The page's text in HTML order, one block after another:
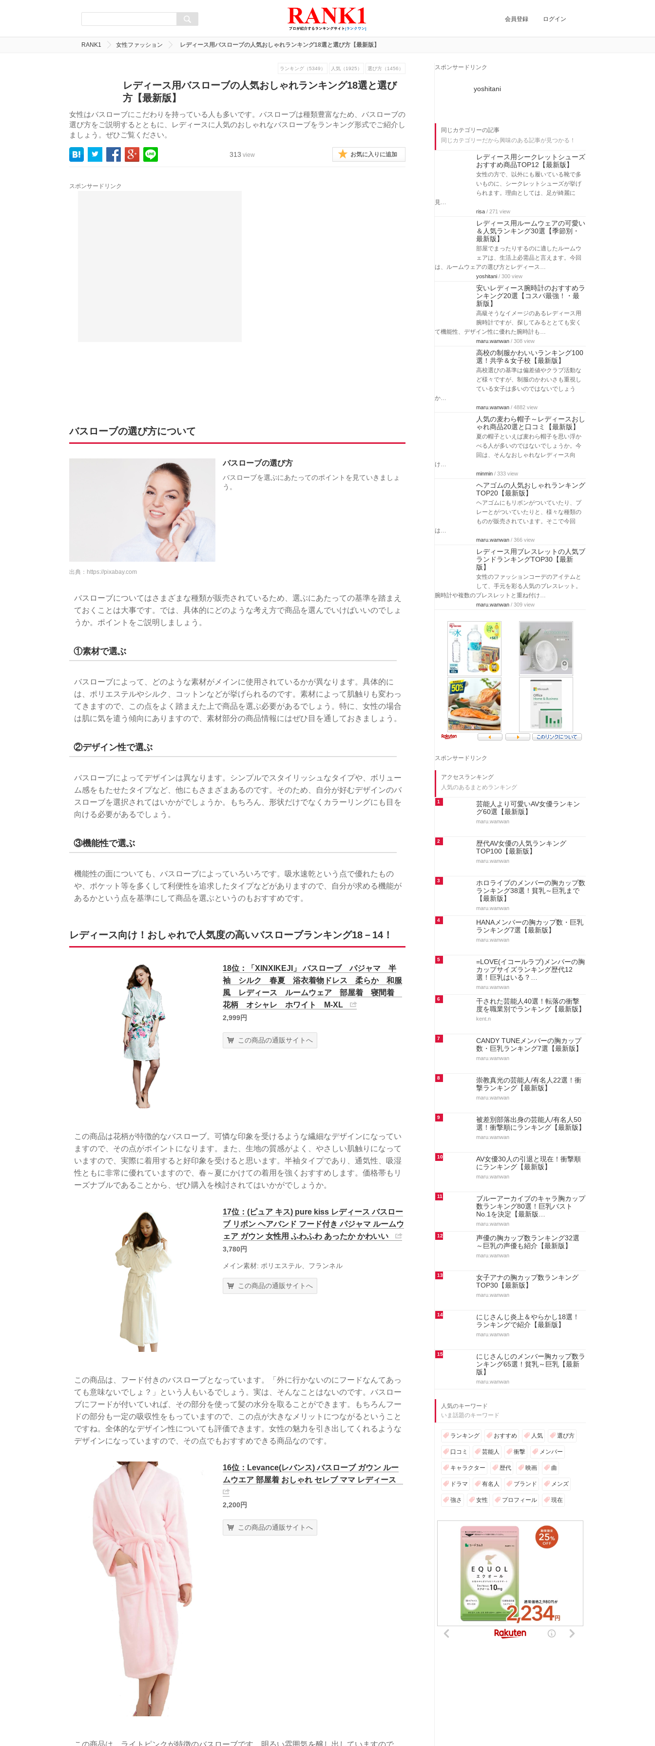
会員登録 ログイン
RANK1 女性ファッション レディース用バスローブの人気おしゃれランキング18選と選び方【最新版】
ランキング（5349） 人気（1925） 選び方（1456）
レディース用バスローブの人気おしゃれランキング18選と選び
方【最新版】
女性はバスローブにこだわりを持っている人も多いです。バスローブは種類豊富なため、バスローブの
選び方をご説明するとともに、レディースに人気のおしゃれなバスローブをランキング形式でご紹介し
ましょう。ぜひご覧ください。
313 view お気に入りに追加
スポンサードリンク
バスローブの選び方について
バスローブの選び方
バスローブを選ぶにあたってのポイントを見ていきましょ
う。
出典： https://pixabay.com
バスローブについてはさまざまな種類が販売されているため、選ぶにあたっての基準を踏まえ
ておくことは大事です。では、具体的にどのような考え方で商品を選んでいけばいいのでしょ
うか。ポイントをご説明しましょう。
①素材で選ぶ
バスローブによって、どのような素材がメインに使用されているかが異なります。具体的に
は、ポリエステルやシルク、コットンなどが挙げられるのです。素材によって肌触りも変わっ
てきますので、この点をよく踏まえた上で商品を選ぶ必要があるでしょう。特に、女性の場合
は肌に気を遣う傾向にありますので、素材部分の商品情報にはぜひ目を通しておきましょう。
②デザイン性で選ぶ
バスローブによってデザインは異なります。シンプルでスタイリッシュなタイプや、ボリュー
ム感をもたせたタイプなど、他にもさまざまあるのです。そのため、自分が好むデザインのバ
スローブを選択されてはいかがでしょうか。もちろん、形状だけでなくカラーリングにも目を
向ける必要があるでしょう。
③機能性で選ぶ
機能性の面についても、バスローブによっていろいろです。吸水速乾という点で優れたもの
や、ポケット等を多くして利便性を追求したタイプなどがありますので、自分が求める機能が
あるかという点を基準にして商品を選ぶというのもおすすめです。
レディース向け！おしゃれで人気度の高いバスローブランキング18－14！
18位：「XINXIKEJI」 バスローブ パジャマ 半
袖 シルク 春夏 浴衣着物ドレス 柔らか 和服
風 レディース ルームウェア 部屋着 寝間着
花柄 オシャレ ホワイト M-XL
2,999円
この商品の通販サイトへ
この商品は花柄が特徴的なバスローブ。可憐な印象を受けるような繊細なデザインになってい
ますので、その点がポイントになります。また、生地の質感がよく、やさしい肌触りになって
いますので、実際に着用すると好印象を受けると思います。半袖タイプであり、通気性、吸湿
性ともに非常に優れていますので、春～夏にかけての着用を強くおすすめします。価格帯もリ
ーズナブルであることから、ぜひ購入を検討されてはいかがでしょうか。
17位：(ピュア キス) pure kiss レディース バスロー
ブ リボン ヘアバンド フード付き パジャマ ルームウ
ェア ガウン 女性用 ふわふわ あったか かわいい
3,780円
メイン素材: ポリエステル、フランネル
この商品の通販サイトへ
この商品は、フード付きのバスローブとなっています。「外に行かないのにフードなんてあっ
ても意味ないでしょ？」という人もいるでしょう。実は、そんなことはないのです。バスロー
ブにフードが付いていれば、その部分を使って髪の水分を取ることができます。もちろんフー
ドの部分も一定の吸収性をもっていますので、この点が大きなメリットにつながるということ
ですね。全体的なデザイン性についても評価できます。女性の魅力を引き出してくれるような
デザインになっていますので、その点でもおすすめできる商品なのです。
16位：Levance(レバンス) バスローブ ガウン ルー
ムウエア 部屋着 おしゃれ セレブ ママ レディース
2,200円
この商品の通販サイトへ
スポンサードリンク
yoshitani
同じカテゴリーの記事
同じカテゴリーだから興味のある記事が見つかる！
レディース用シークレットシューズ
おすすめ商品TOP12【最新版】
女性の方で、以外にも履いている靴で多
いものに、シークレットシューズが挙げ
られます。理由としては、足が綺麗に
見…
risa / 271 view
レディース用ルームウェアの可愛い
＆人気ランキング30選【季節別・
最新版】
部屋でまったりするのに適したルームウ
ェアは、生活上必需品と言えます。今回
は、ルームウェアの選び方とレディース…
yoshitani / 300 view
安いレディース腕時計のおすすめラ
ンキング20選【コスパ最強！・最
新版】
高級そうなイメージのあるレディース用
腕時計ですが、探してみるととても安く
て機能性、デザイン性に優れた腕時計も…
maru.wanwan / 308 view
高校の制服かわいいランキング100
選！共学＆女子校【最新版】
高校選びの基準は偏差値やクラブ活動な
ど様々ですが、制服のかわいさも重視し
ている女子は多いのではないでしょう
か…
maru.wanwan / 4882 view
人気の麦わら帽子～レディースおし
ゃれ商品20選と口コミ【最新版】
夏の帽子といえば麦わら帽子を思い浮か
べる人が多いのではないでしょうか。今
回は、そんなおしゃれなレディース向
け…
minmin / 333 view
ヘアゴムの人気おしゃれランキング
TOP20【最新版】
ヘアゴムにもリボンがついていたり、プ
レーとがついていたりと、様々な種類の
ものが販売されています。そこで今回
は…
maru.wanwan / 366 view
レディース用ブレスレットの人気ブ
ランドランキングTOP30【最新
版】
女性のファッションコーデのアイテムと
して、手元を彩る人気のブレスレット。
腕時計や複数のブレスレットと重ね付け…
maru.wanwan / 309 view
スポンサードリンク
アクセスランキング
人気のあるまとめランキング
1
芸能人より可愛いAV女優ランキン
グ60選【最新版】
maru.wanwan
2
歴代AV女優の人気ランキング
TOP100【最新版】
maru.wanwan
3
ホロライブのメンバーの胸カップ数
ランキング38選！貧乳～巨乳まで
【最新版】
maru.wanwan
4
HANAメンバーの胸カップ数・巨乳
ランキング7選【最新版】
maru.wanwan
5
=LOVE(イコールラブ)メンバーの胸
カップサイズランキング歴代12
選！巨乳はいる？…
maru.wanwan
6
干された芸能人40選！転落の衝撃
度を職業別でランキング【最新版】
kent.n
7
CANDY TUNEメンバーの胸カップ
数・巨乳ランキング7選【最新版】
maru.wanwan
8
崇教真光の芸能人/有名人22選！衝
撃ランキング【最新版】
maru.wanwan
9
被差別部落出身の芸能人/有名人50
選！衝撃順にランキング【最新版】
maru.wanwan
10
AV女優30人の引退と現在！衝撃順
にランキング【最新版】
maru.wanwan
11
ブルーアーカイブのキャラ胸カップ
数ランキング80選！巨乳バスト
No.1を決定【最新版…
maru.wanwan
12
声優の胸カップ数ランキング32選
～巨乳の声優も紹介【最新版】
maru.wanwan
13
女子アナの胸カップ数ランキング
TOP30【最新版】
maru.wanwan
14
にじさんじ炎上＆やらかし18選！
ランキングで紹介【最新版】
maru.wanwan
15
にじさんじのメンバー胸カップ数ラ
ンキング65選！貧乳～巨乳【最新
版】
maru.wanwan
人気のキーワード
いま話題のキーワード
ランキング おすすめ 人気 選び方
口コミ 芸能人 衝撃 メンバー
キャラクター 歴代 映画 曲
ドラマ 有名人 ブランド メンズ
強さ 女性 プロフィール 現在